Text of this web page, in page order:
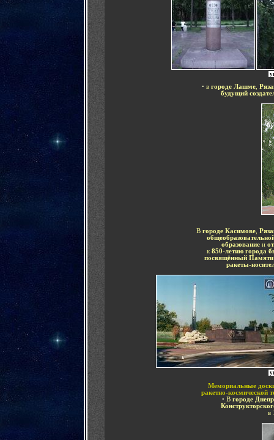
• в городе Лашме
будущий
В городе Касимове
образование и
к 850-летию города
посвящённый
ракеты-
Мемориальные
ракетно-космической
• В городе
в